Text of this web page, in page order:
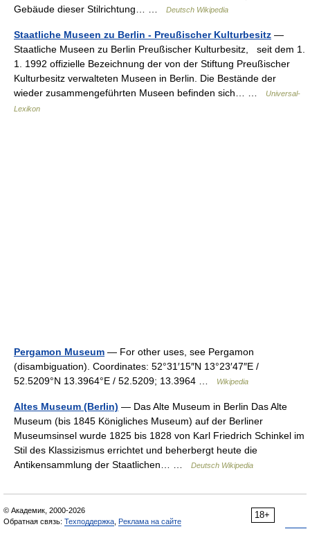
Gebäude dieser Stilrichtung… …
Deutsch Wikipedia
Staatliche Museen zu Berlin - Preußischer Kulturbesitz —
Staatliche Museen zu Berlin Preußischer Kulturbesitz, seit dem 1.
1. 1992 offizielle Bezeichnung der von der Stiftung Preußischer
Kulturbesitz verwalteten Museen in Berlin. Die Bestände der
wieder zusammengeführten Museen befinden sich… …
Universal-
Lexikon
Pergamon Museum — For other uses, see Pergamon
(disambiguation). Coordinates: 52°31′15″N 13°23′47″E /
52.5209°N 13.3964°E / 52.5209; 13.3964 …
Wikipedia
Altes Museum (Berlin) — Das Alte Museum in Berlin Das Alte
Museum (bis 1845 Königliches Museum) auf der Berliner
Museumsinsel wurde 1825 bis 1828 von Karl Friedrich Schinkel im
Stil des Klassizismus errichtet und beherbergt heute die
Antikensammlung der Staatlichen… …
Deutsch Wikipedia
18+
© Академик, 2000-2026
Обратная связь: Техподдержка Реклама на сайте